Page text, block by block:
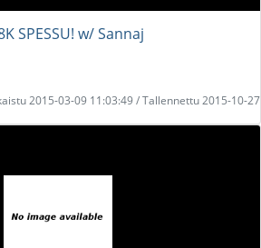
SPESSU! w/ Sannaj
2015-03-09 11:03:49 / Tallennettu 2015-10-27